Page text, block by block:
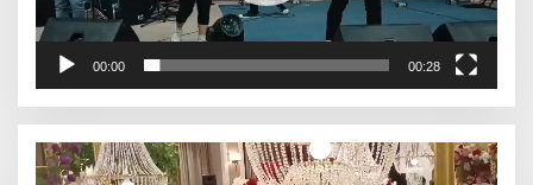
00:00 00:28
Pemutar
Video